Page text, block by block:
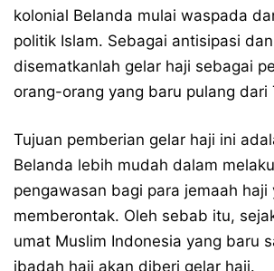
kolonial Belanda mulai waspada
politik Islam. Sebagai antisipasi
disematkanlah gelar haji sebagai
orang-orang yang baru pulang dari
Tujuan pemberian gelar haji ini
Belanda lebih mudah dalam
pengawasan bagi para jemaah haji
memberontak. Oleh sebab itu,
umat Muslim Indonesia yang baru
ibadah haji akan diberi gelar haji.